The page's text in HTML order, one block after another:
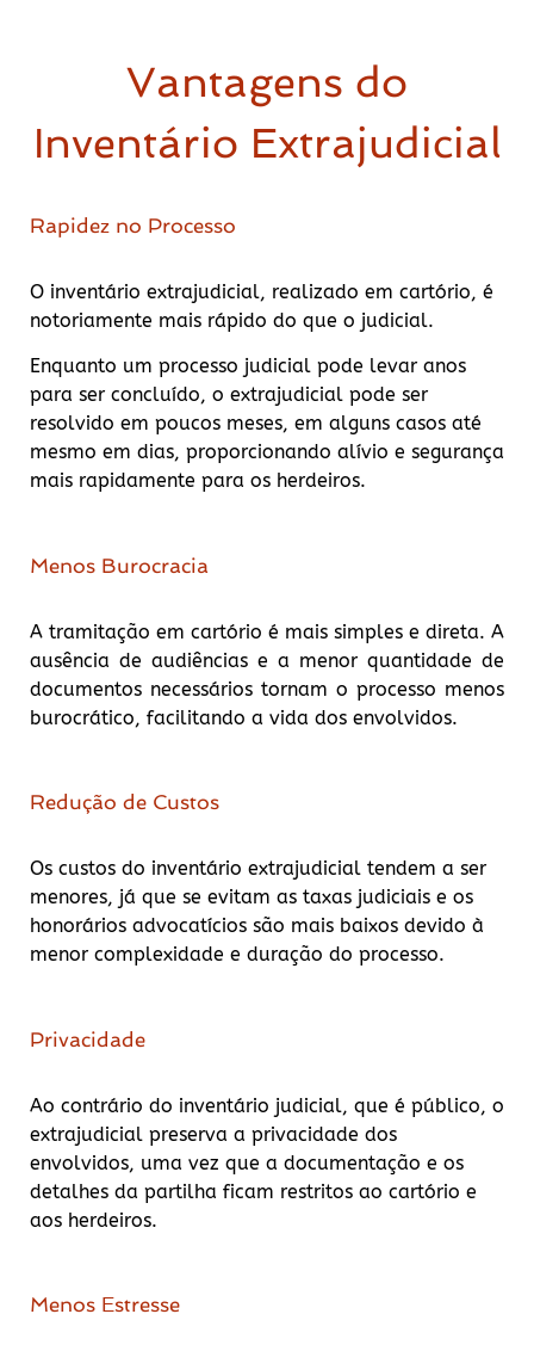
Vantagens do
Inventário Extrajudicial
Rapidez no Processo
O inventário extrajudicial, realizado em cartório, é
notoriamente mais rápido do que o judicial.
Enquanto um processo judicial pode levar anos
para ser concluído, o extrajudicial pode ser
resolvido em poucos meses, em alguns casos até
mesmo em dias, proporcionando alívio e segurança
mais rapidamente para os herdeiros.
Menos Burocracia
A tramitação em cartório é mais simples e direta. A
ausência de audiências e a menor quantidade de
documentos necessários tornam o processo menos
burocrático, facilitando a vida dos envolvidos.
Redução de Custos
Os custos do inventário extrajudicial tendem a ser
menores, já que se evitam as taxas judiciais e os
honorários advocatícios são mais baixos devido à
menor complexidade e duração do processo.
Privacidade
Ao contrário do inventário judicial, que é público, o
extrajudicial preserva a privacidade dos
envolvidos, uma vez que a documentação e os
detalhes da partilha ficam restritos ao cartório e
aos herdeiros.
Menos Estresse